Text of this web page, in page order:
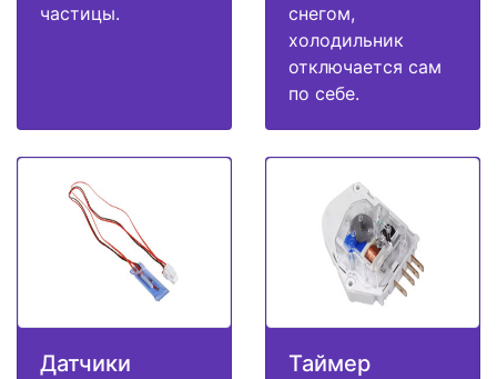
частицы.
снегом,
холодильник
отключается сам
по себе.
Датчики Таймер